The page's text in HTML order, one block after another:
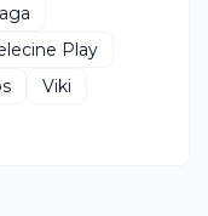
Play
Viki